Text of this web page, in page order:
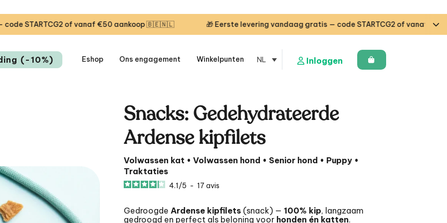
Snacks: Gedehydrateerde
Ardense kipfilets
Volwassen kat • Volwassen hond • Senior hond • Puppy •
Traktaties
4.1/5 - 17 avis
Gedroogde Ardense kipfilets (snack) — 100% kip, langzaam
gedroogd en perfect als beloning voor honden én katten.